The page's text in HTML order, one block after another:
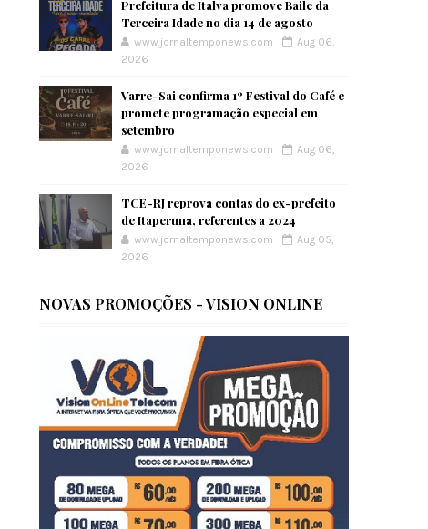
Prefeitura de Italva promove Baile da
Terceira Idade no dia 14 de agosto
www.jornaltemponews.com
Aug 06,
2026
Varre-Sai confirma 1º Festival do Café e
promete programação especial em
setembro
www.jornaltemponews.com
Aug 06,
2026
TCE-RJ reprova contas do ex-prefeito
de Itaperuna, referentes a 2024
www.jornaltemponews.com
Aug 05,
2026
NOVAS PROMOÇÕES - VISION ONLINE